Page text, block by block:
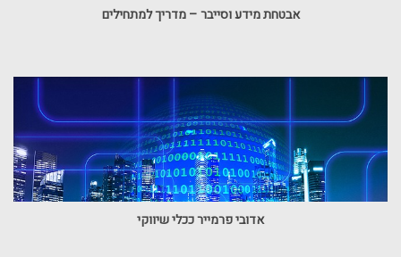
אבטחת מידע וסייבר – מדריך למתחילים
אדובי פרמייר ככלי שיווקי